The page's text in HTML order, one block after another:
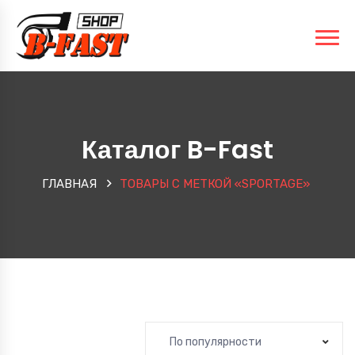
Каталог B-Fast
ГЛАВНАЯ ТОВАРЫ С МЕТКОЙ «SPORTAGE»
По популярности